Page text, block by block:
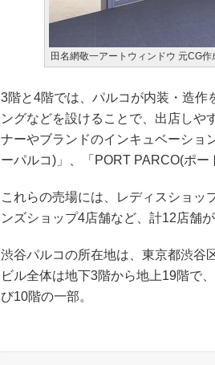
田名網敬一アートウィンドウ 元CG
3階と4階では、パルコが内装・造作
ングなどを設けることで、出店しや
ナーやブランドのインキュベーショ
ーパルコ)」、「PORT PARCO(ポー
これらの売場には、レディスショッ
ンズショップ4店舗など、計12店舗が
渋谷パルコの所在地は、東京都渋谷
ビル全体は地下3階から地上19階で
び10階の一部。